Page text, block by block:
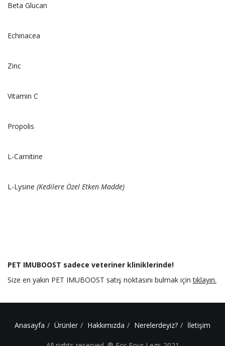
Beta Glucan
Echinacea
Zinc
Vitamin C
Propolis
L-Carnitine
L-Lysine (Kedilere Özel Etken Madde)
PET IMUBOOST sadece veteriner kliniklerinde!
Size en yakın PET IMUBOOST satış noktasını bulmak içintıklayın.
Anasayfa Ürünler Hakkımızda Nerelerdeyiz? İletişim